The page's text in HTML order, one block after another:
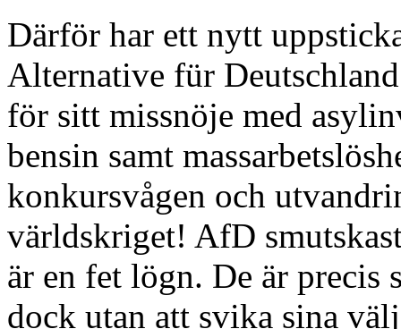
Därför har ett nytt
Alternative für
för sitt missnöje med
bensin samt
konkursvågen och
världskriget! AfD
är en fet lögn. De är
dock utan att svika sina